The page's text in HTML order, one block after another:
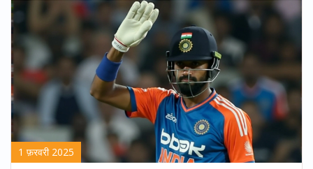
1 फ़रवरी 2025